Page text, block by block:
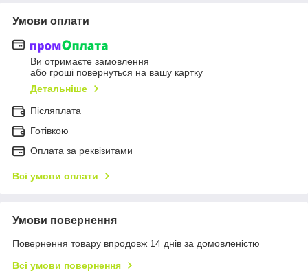
Умови оплати
Ви отримаєте замовлення
або гроші повернуться на вашу картку
Детальніше
Післяплата
Готівкою
Оплата за реквізитами
Всі умови оплати
Умови повернення
Повернення товару впродовж 14 днів за домовленістю
Всі умови повернення